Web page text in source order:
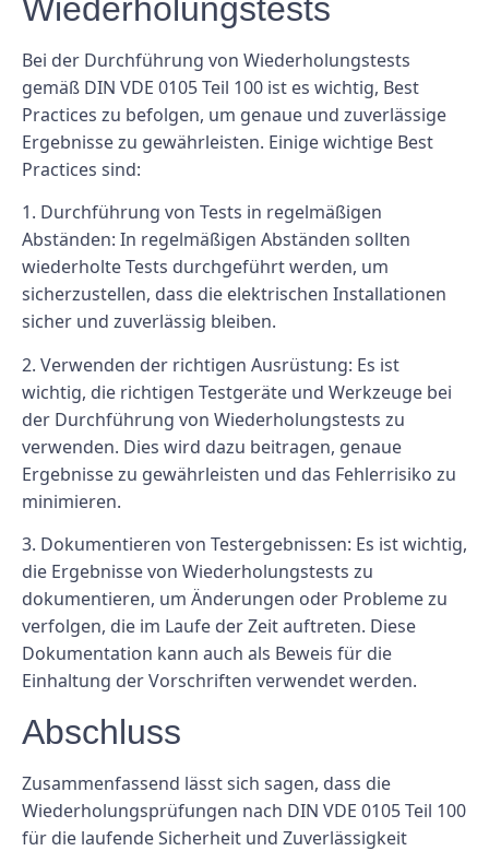
Wiederholungstests
Bei der Durchführung von Wiederholungstests
gemäß DIN VDE 0105 Teil 100 ist es wichtig, Best
Practices zu befolgen, um genaue und zuverlässige
Ergebnisse zu gewährleisten. Einige wichtige Best
Practices sind:
1. Durchführung von Tests in regelmäßigen
Abständen: In regelmäßigen Abständen sollten
wiederholte Tests durchgeführt werden, um
sicherzustellen, dass die elektrischen Installationen
sicher und zuverlässig bleiben.
2. Verwenden der richtigen Ausrüstung: Es ist
wichtig, die richtigen Testgeräte und Werkzeuge bei
der Durchführung von Wiederholungstests zu
verwenden. Dies wird dazu beitragen, genaue
Ergebnisse zu gewährleisten und das Fehlerrisiko zu
minimieren.
3. Dokumentieren von Testergebnissen: Es ist wichtig,
die Ergebnisse von Wiederholungstests zu
dokumentieren, um Änderungen oder Probleme zu
verfolgen, die im Laufe der Zeit auftreten. Diese
Dokumentation kann auch als Beweis für die
Einhaltung der Vorschriften verwendet werden.
Abschluss
Zusammenfassend lässt sich sagen, dass die
Wiederholungsprüfungen nach DIN VDE 0105 Teil 100
für die laufende Sicherheit und Zuverlässigkeit